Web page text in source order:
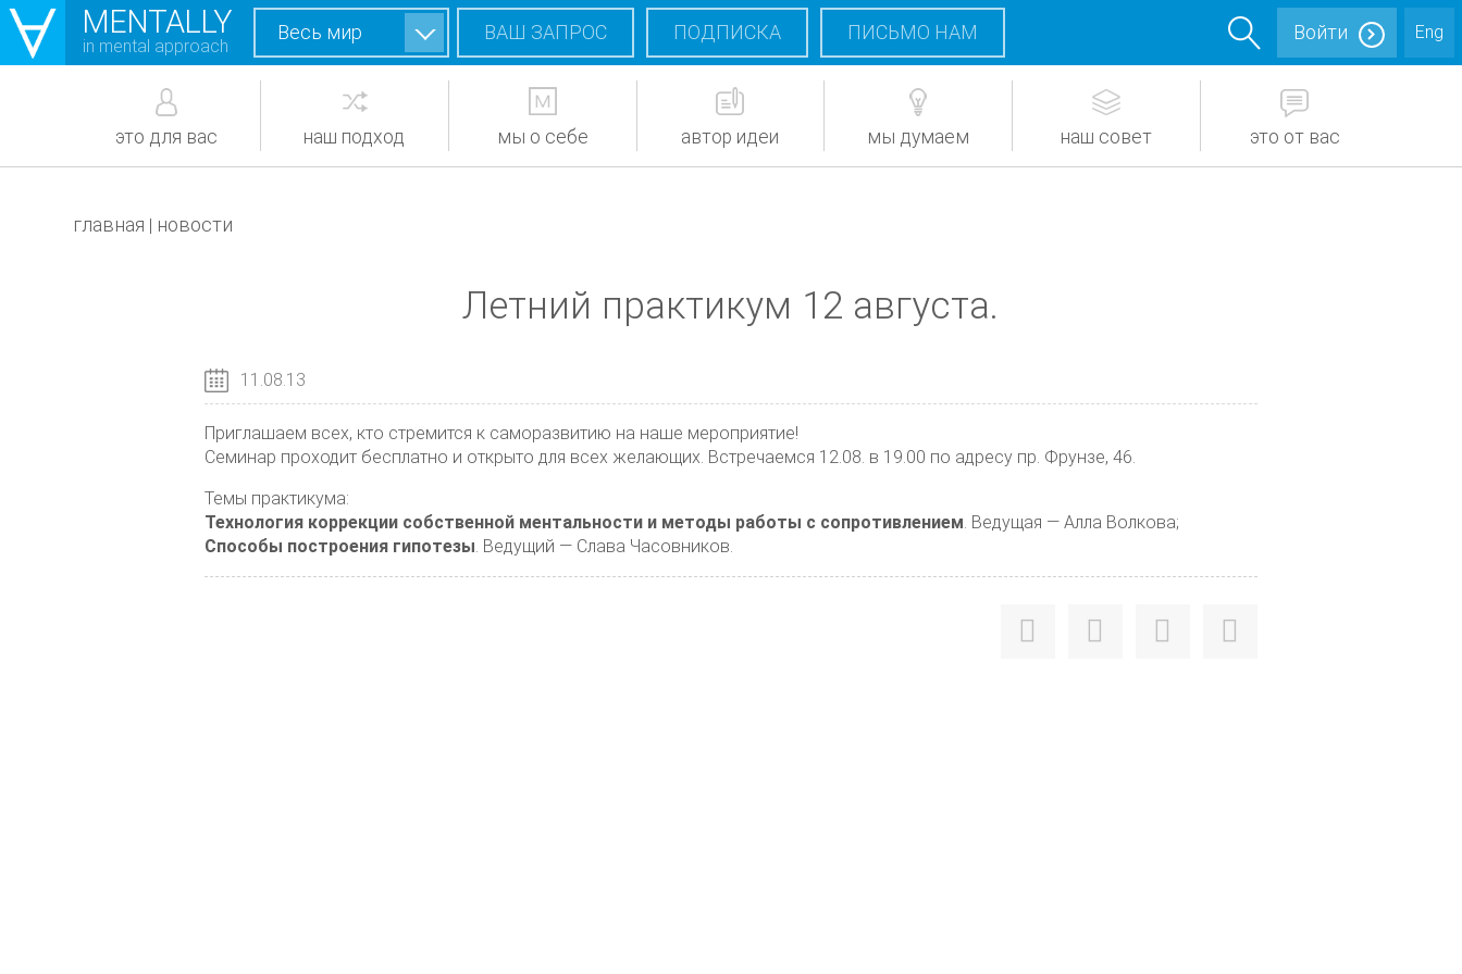
MENTALLY
in mental approach
Весь мир ВАШ ЗАПРОС ПОДПИСКА ПИСЬМО НАМ Eng
Войти
это для вас наш подход мы о себе автор идеи мы думаем наш совет это от вас
главная | новости
Летний практикум 12 августа.
11.08.13
Приглашаем всех, кто стремится к саморазвитию на наше мероприятие!
Семинар проходит бесплатно и открыто для всех желающих. Встречаемся 12.08. в 19.00 по адресу пр. Фрунзе, 46.
Темы практикума:
Технология коррекции собственной ментальности и методы работы с сопротивлением. Ведущая — Алла Волкова;
Способы построения гипотезы. Ведущий — Слава Часовников.